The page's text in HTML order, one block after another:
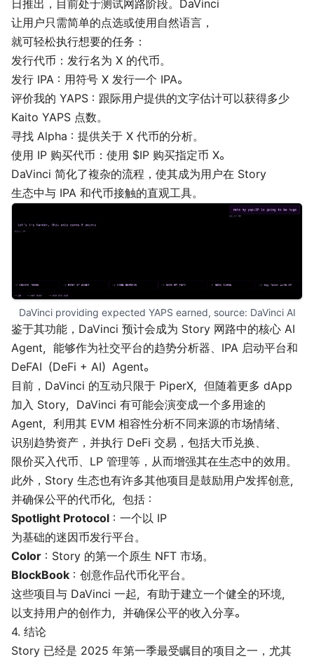
日推出，目前处于测试网路阶段。DaVinci
让用户只需简单的点选或使用自然语言，
就可轻松执行想要的任务：
发行代币：发行名为 X 的代币。
发行 IPA：用符号 X 发行一个 IPA。
评价我的 YAPS：跟际用户提供的文字估计可以获得多少
Kaito YAPS 点数。
寻找 Alpha：提供关于 X 代币的分析。
使用 IP 购买代币：使用 $IP 购买指定币 X。
DaVinci 简化了複杂的流程，使其成为用户在 Story
生态中与 IPA 和代币接触的直观工具。
DaVinci providing expected YAPS earned, source: DaVinci AI
鉴于其功能，DaVinci 预计会成为 Story 网路中的核心 AI
Agent，能够作为社交平台的趋势分析器、IPA 启动平台和
DeFAI（DeFi + AI）Agent。
目前，DaVinci 的互动只限于 PiperX，但随着更多 dApp
加入 Story，DaVinci 有可能会演变成一个多用途的
Agent，利用其 EVM 相容性分析不同来源的市场情绪、
识别趋势资产，并执行 DeFi 交易，包括大币兑换、
限价买入代币、LP 管理等，从而增强其在生态中的效用。
此外，Story 生态也有许多其他项目是鼓励用户发挥创意，
并确保公平的代币化，包括：
Spotlight Protocol ：一个以 IP
为基础的迷因币发行平台。
Color ：Story 的第一个原生 NFT 市场。
BlockBook ：创意作品代币化平台。
这些项目与 DaVinci 一起，有助于建立一个健全的环境，
以支持用户的创作力，并确保公平的收入分享。
4. 结论
Story 已经是 2025 年第一季最受瞩目的项目之一，尤其